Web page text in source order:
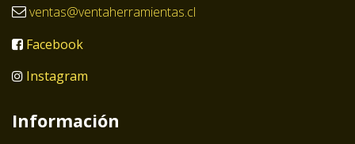
ventas@ventaherramientas.cl
Facebook
Instagram
Información